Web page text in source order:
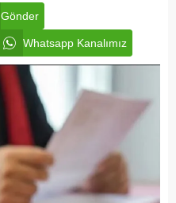
Gönder
Whatsapp Kanalımız